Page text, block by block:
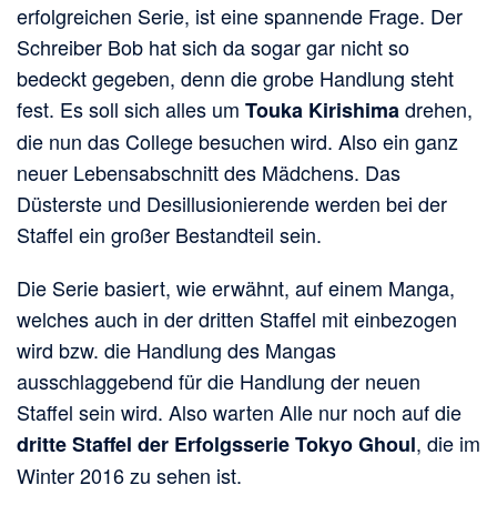
erfolgreichen Serie, ist eine spannende Frage. Der
Schreiber Bob hat sich da sogar gar nicht so
bedeckt gegeben, denn die grobe Handlung steht
fest. Es soll sich alles um Touka Kirishimadrehen,
die nun das College besuchen wird. Also ein ganz
neuer Lebensabschnitt des Mädchens. Das
Düsterste und Desillusionierende werden bei der
Staffel ein großer Bestandteil sein.
Die Serie basiert, wie erwähnt, auf einem Manga,
welches auch in der dritten Staffel mit einbezogen
wird bzw. die Handlung des Mangas
ausschlaggebend für die Handlung der neuen
Staffel sein wird. Also warten Alle nur noch auf die
dritte Staffel der Erfolgsserie Tokyo Ghoul, die im
Winter 2016 zu sehen ist.